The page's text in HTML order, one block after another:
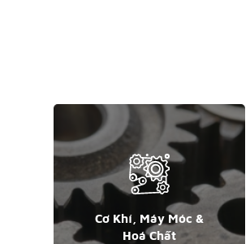
Cơ Khí, Máy Móc &
Hoá Chất